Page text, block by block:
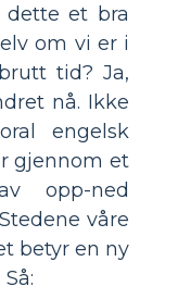
dette et bra
om vi er i
tid? Ja,
nå. Ikke
engelsk
gjennom et
opp-ned
våre
betyr en ny